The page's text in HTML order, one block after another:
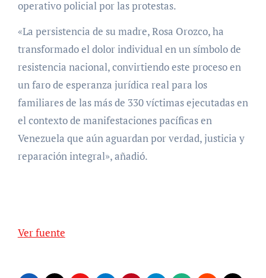
operativo policial por las protestas.
«La persistencia de su madre, Rosa Orozco, ha
transformado el dolor individual en un símbolo de
resistencia nacional, convirtiendo este proceso en
un faro de esperanza jurídica real para los
familiares de las más de 330 víctimas ejecutadas en
el contexto de manifestaciones pacíficas en
Venezuela que aún aguardan por verdad, justicia y
reparación integral», añadió.
Ver fuente